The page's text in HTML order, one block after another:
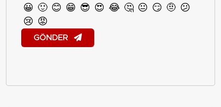
😀 🙂 😊 😁 😎 😍 😂 🤔 😐 😏 🤨 😕
😢 😡
GÖNDER